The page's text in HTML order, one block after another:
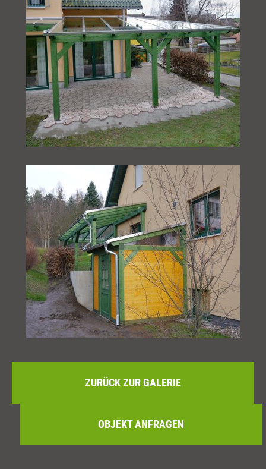
ZURÜCK ZUR GALERIE
OBJEKT ANFRAGEN